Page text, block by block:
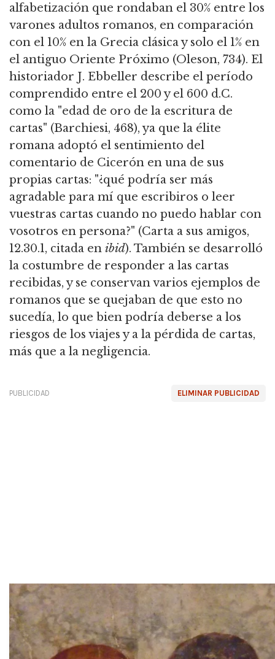
alfabetización que rondaban el 30% entre los
varones adultos romanos, en comparación
con el 10% en la Grecia clásica y solo el 1% en
el antiguo Oriente Próximo (Oleson, 734). El
historiador J. Ebbeller describe el período
comprendido entre el 200 y el 600 d.C.
como la "edad de oro de la escritura de
cartas" (Barchiesi, 468), ya que la élite
romana adoptó el sentimiento del
comentario de Cicerón en una de sus
propias cartas: "¿qué podría ser más
agradable para mí que escribiros o leer
vuestras cartas cuando no puedo hablar con
vosotros en persona?" (Carta a sus amigos,
12.30.1, citada en ibid). También se desarrolló
la costumbre de responder a las cartas
recibidas, y se conservan varios ejemplos de
romanos que se quejaban de que esto no
sucedía, lo que bien podría deberse a los
riesgos de los viajes y a la pérdida de cartas,
más que a la negligencia.
ELIMINAR PUBLICIDAD
PUBLICIDAD